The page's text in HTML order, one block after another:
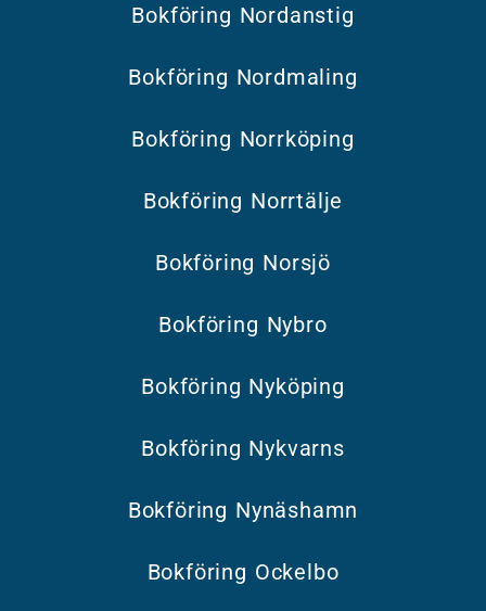
Bokföring Nordanstig
Bokföring Nordmaling
Bokföring Norrköping
Bokföring Norrtälje
Bokföring Norsjö
Bokföring Nybro
Bokföring Nyköping
Bokföring Nykvarns
Bokföring Nynäshamn
Bokföring Ockelbo